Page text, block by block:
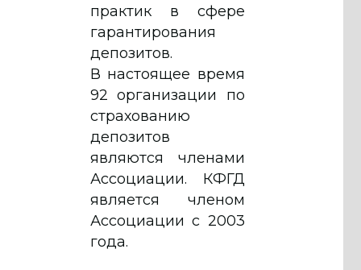
практик в сфере
гарантирования
депозитов.
В настоящее время
92 организации по
страхованию
депозитов
являются членами
Ассоциации. КФГД
является членом
Ассоциации с 2003
года.